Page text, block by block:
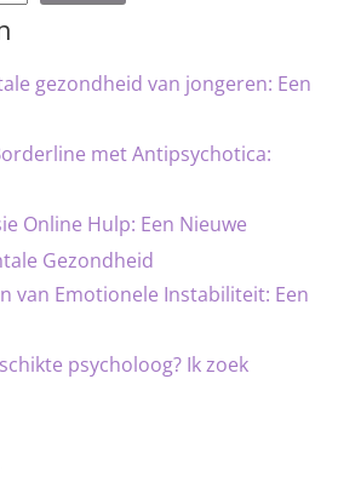
gezondheid van jongeren: Een
met Antipsychotica:
Online Hulp: Een Nieuwe
Gezondheid
van Emotionele Instabiliteit: Een
psycholoog? Ik zoek